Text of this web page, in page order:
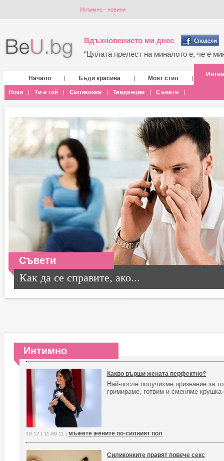
Интимно - новини
Вдъхновението ми днес
“Цялата прелест на миналото е, че е
Начало | Бъди красива | Моят стил |
Пози | Ти и той | Силиконки | Тенденции | Съвети |
Съвети
Как да се справите, ако...
Интимно
Какво върши жената перфектно?
Най-после получихме признание за
гримираме, готвим и сменяме крушка
19:17 | 11-09-11 | мъжете жените по-силният пол
Силиконките правят повече секс